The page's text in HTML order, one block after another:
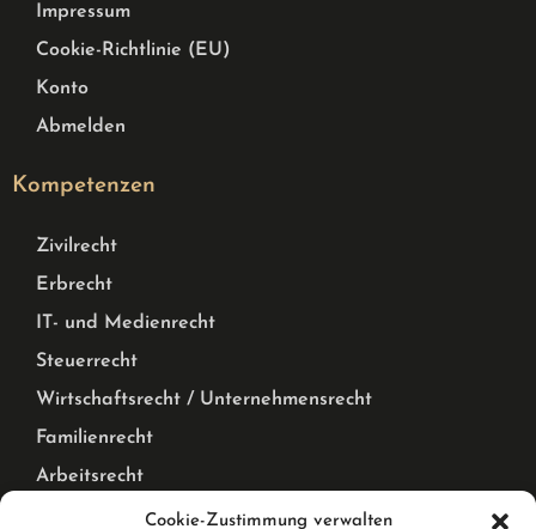
Cookie-Zustimmung verwalten
Impressum
Cookie-Richtlinie (EU)
Konto
Abmelden
Kompetenzen
Zivilrecht
Erbrecht
IT- und Medienrecht
Steuerrecht
Wirtschaftsrecht / Unternehmensrecht
Familienrecht
Arbeitsrecht
Mietrecht Privat und Gewerblich, WEG Recht